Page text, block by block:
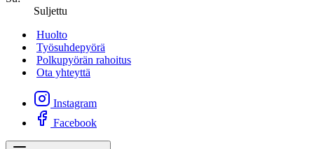
Suljettu
Huolto
Työsuhdepyörä
Polkupyörän rahoitus
Ota yhteyttä
Instagram
Facebook